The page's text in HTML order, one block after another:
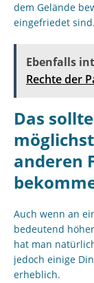
dem Gelände
eingefriedet sind.
Ebenfalls
Rechte der
Das
anderen
Auch wenn an
bedeutend
hat man
jedoch einige
erheblich.